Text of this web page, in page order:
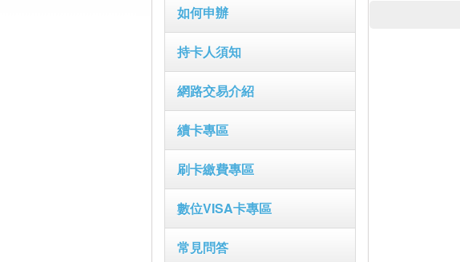
如何申辦
持卡人須知
網路交易介紹
續卡專區
刷卡繳費專區
數位VISA卡專區
常見問答